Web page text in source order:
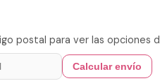
postal para ver las opciones
Calcular envío